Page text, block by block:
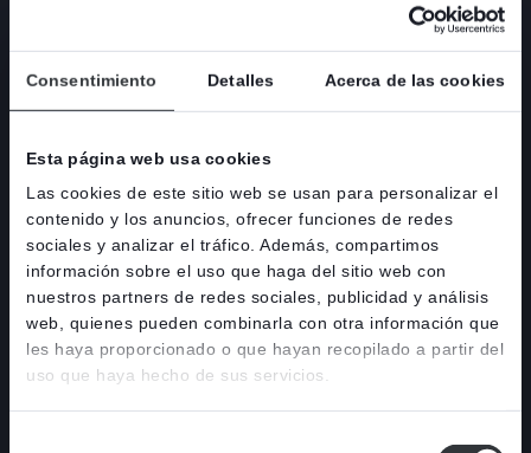
Consentimiento Detalles Acerca de las cookies
Esta página web usa cookies
Las cookies de este sitio web se usan para personalizar el
contenido y los anuncios, ofrecer funciones de redes
sociales y analizar el tráfico. Además, compartimos
información sobre el uso que haga del sitio web con
nuestros partners de redes sociales, publicidad y análisis
web, quienes pueden combinarla con otra información que
les haya proporcionado o que hayan recopilado a partir del
uso que haya hecho de sus servicios.
01
OCT
Stafsjö aim for high
pressure applications with
the HX valve